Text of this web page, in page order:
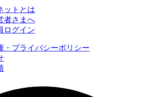
ットとは
者さまへ
ログイン
・プライバシーポリシー